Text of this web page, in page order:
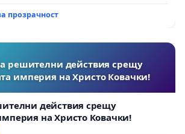
прозрачност
решителни действия срещу
империя на Христо Ковачки!
действия срещу
на Христо Ковачки!